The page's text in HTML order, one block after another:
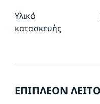
Υλικό
κατασκευής
ΕΠΙΠΛΈΟΝ